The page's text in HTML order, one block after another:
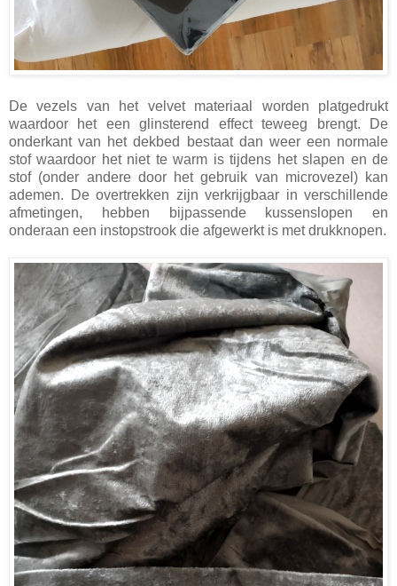
De vezels van het velvet materiaal worden platgedrukt
waardoor het een glinsterend effect teweeg brengt. De
onderkant van het dekbed bestaat dan weer een normale
stof waardoor het niet te warm is tijdens het slapen en de
stof (onder andere door het gebruik van microvezel) kan
ademen. De overtrekken zijn verkrijgbaar in verschillende
afmetingen, hebben bijpassende kussenslopen en
onderaan een instopstrook die afgewerkt is met drukknopen.